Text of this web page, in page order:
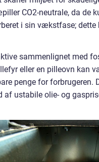
CO2-neutrale, da de
i sin vækstfase; dette
sammenlignet med
eller en pilleovn kan
penge for
ustabile olie- og